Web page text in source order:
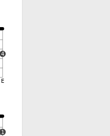
E
4
1